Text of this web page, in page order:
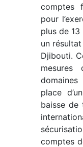
comptes
pour
plus de
un
Djibouti.
mesures
place
baisse de
comptes